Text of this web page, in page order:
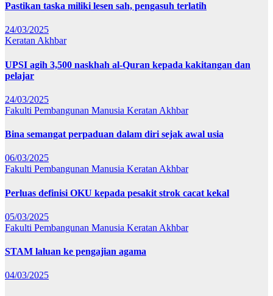
Pastikan taska miliki lesen sah, pengasuh terlatih
24/03/2025
Keratan Akhbar
UPSI agih 3,500 naskhah al-Quran kepada kakitangan dan
pelajar
24/03/2025
Fakulti Pembangunan Manusia Keratan Akhbar
Bina semangat perpaduan dalam diri sejak awal usia
06/03/2025
Fakulti Pembangunan Manusia Keratan Akhbar
Perluas definisi OKU kepada pesakit strok cacat kekal
05/03/2025
Fakulti Pembangunan Manusia Keratan Akhbar
STAM laluan ke pengajian agama
04/03/2025